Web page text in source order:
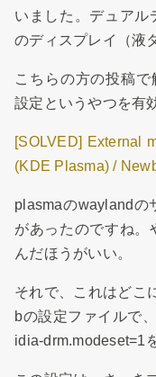
いました。デュアル
のディスプレイ（液
こちらの方の投稿
設定というやつを有
[SOLVED] External
(KDE Plasma) /
plasmaのwaylandの
があったのですね。
んだほうがいい。
それで、これはどこ
bの設定ファイルで
idia-drm.modeset=1